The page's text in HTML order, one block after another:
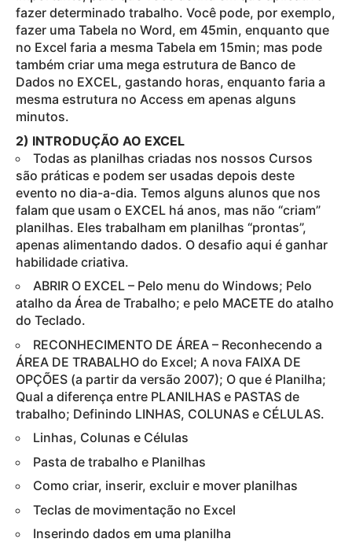
fazer determinado trabalho. Você pode, por exemplo,
fazer uma Tabela no Word, em 45min, enquanto que
no Excel faria a mesma Tabela em 15min; mas pode
também criar uma mega estrutura de Banco de
Dados no EXCEL, gastando horas, enquanto faria a
mesma estrutura no Access em apenas alguns
minutos.
2) INTRODUÇÃO AO EXCEL
Todas as planilhas criadas nos nossos Cursos
são práticas e podem ser usadas depois deste
evento no dia-a-dia. Temos alguns alunos que nos
falam que usam o EXCEL há anos, mas não “criam”
planilhas. Eles trabalham em planilhas “prontas”,
apenas alimentando dados. O desafio aqui é ganhar
habilidade criativa.
ABRIR O EXCEL – Pelo menu do Windows; Pelo
atalho da Área de Trabalho; e pelo MACETE do atalho
do Teclado.
RECONHECIMENTO DE ÁREA – Reconhecendo a
ÁREA DE TRABALHO do Excel; A nova FAIXA DE
OPÇÕES (a partir da versão 2007); O que é Planilha;
Qual a diferença entre PLANILHAS e PASTAS de
trabalho; Definindo LINHAS, COLUNAS e CÉLULAS.
Linhas, Colunas e Células
Pasta de trabalho e Planilhas
Como criar, inserir, excluir e mover planilhas
Teclas de movimentação no Excel
Inserindo dados em uma planilha